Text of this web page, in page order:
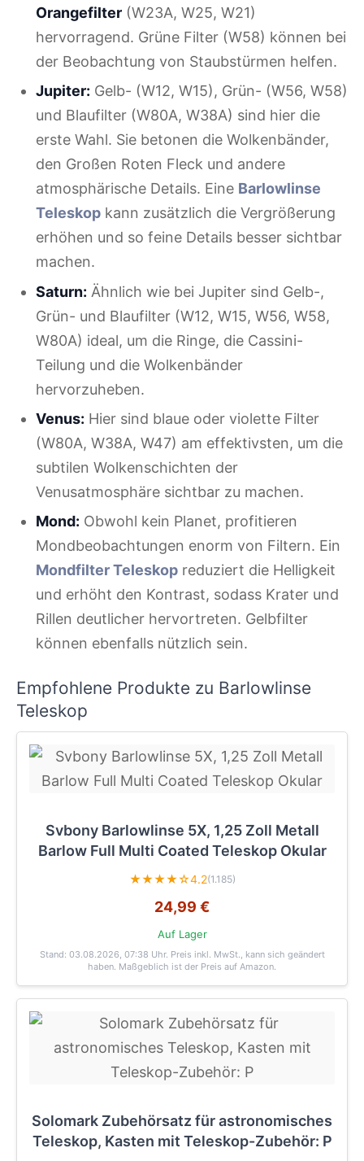
Orangefilter (W23A, W25, W21)
hervorragend. Grüne Filter (W58) können bei
der Beobachtung von Staubstürmen helfen.
Jupiter: Gelb- (W12, W15), Grün- (W56, W58)
und Blaufilter (W80A, W38A) sind hier die
erste Wahl. Sie betonen die Wolkenbänder,
den Großen Roten Fleck und andere
atmosphärische Details. Eine Barlowlinse
Teleskop kann zusätzlich die Vergrößerung
erhöhen und so feine Details besser sichtbar
machen.
Saturn: Ähnlich wie bei Jupiter sind Gelb-,
Grün- und Blaufilter (W12, W15, W56, W58,
W80A) ideal, um die Ringe, die Cassini-
Teilung und die Wolkenbänder
hervorzuheben.
Venus: Hier sind blaue oder violette Filter
(W80A, W38A, W47) am effektivsten, um die
subtilen Wolkenschichten der
Venusatmosphäre sichtbar zu machen.
Mond: Obwohl kein Planet, profitieren
Mondbeobachtungen enorm von Filtern. Ein
Mondfilter Teleskop reduziert die Helligkeit
und erhöht den Kontrast, sodass Krater und
Rillen deutlicher hervortreten. Gelbfilter
können ebenfalls nützlich sein.
Empfohlene Produkte zu Barlowlinse
Teleskop
Svbony Barlowlinse 5X, 1,25 Zoll Metall
Barlow Full Multi Coated Teleskop Okular
★★★★☆4.2(1.185)
24,99 €
Auf Lager
Stand: 03.08.2026, 07:38 Uhr. Preis inkl. MwSt., kann sich geändert
haben. Maßgeblich ist der Preis auf Amazon.
Solomark Zubehörsatz für astronomisches
Teleskop, Kasten mit Teleskop-Zubehör: P